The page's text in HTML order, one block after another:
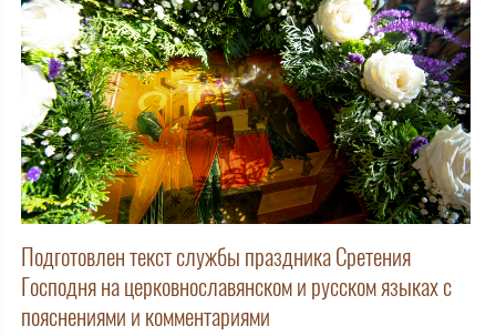
Подготовлен текст службы праздника Сретения
Господня на церковнославянском и русском языках с
пояснениями и комментариями